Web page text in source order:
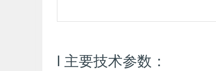
l 主要技术参数：